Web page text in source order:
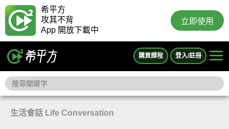
希平方
攻其不背
App 開放下載中
立即使用
購買課程 登入/註冊
生活會話 Life Conversation